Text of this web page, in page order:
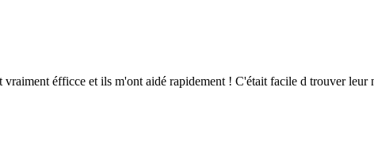
éfficce et ils m'ont aidé rapidement ! C'était facile d trouver